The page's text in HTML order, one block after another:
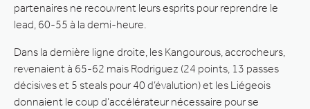
partenaires ne recouvrent leurs esprits pour reprendre le
lead, 60-55 à la demi-heure.
Dans la dernière ligne droite, les Kangourous, accrocheurs,
revenaient à 65-62 mais Rodriguez (24 points, 13 passes
décisives et 5 steals pour 40 d’évalution) et les Liégeois
donnaient le coup d’accélérateur nécessaire pour se